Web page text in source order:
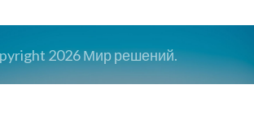
2026Мир решений.